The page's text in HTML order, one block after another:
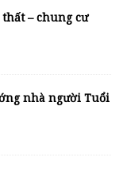
– chung cư
nhà người Tuổi